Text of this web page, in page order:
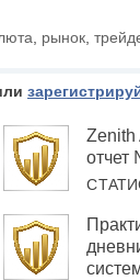
рынок